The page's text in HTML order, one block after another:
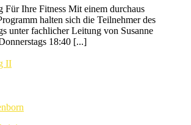
Für Ihre Fitness Mit einem durchaus
halten sich die Teilnehmer des
unter fachlicher Leitung von Susanne
18:40 [...]
II